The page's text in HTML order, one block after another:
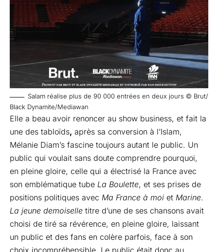
Salam réalise plus de 90 000 entrées en deux jours © Brut/
Black Dynamite/Mediawan
Elle a beau avoir renoncer au show business, et fait la
une des tabloïds, après sa conversion à l’Islam,
Mélanie Diam’s fascine toujours autant le public. Un
public qui voulait sans doute comprendre pourquoi,
en pleine gloire, celle qui a électrisé la France avec
son emblématique tube La Boulette, et ses prises de
positions politiques avec Ma France à moi et Marine.
La jeune demoiselle titre d’une de ses chansons avait
choisi de tiré sa révérence, en pleine gloire, laissant
un public et des fans en colère parfois, face à son